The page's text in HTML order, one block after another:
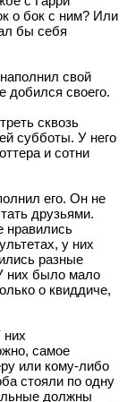
о бок с ним? Или
бы себя
свой
добился своего.
сквозь
субботы. У него
и сотни
его. Он не
друзьями.
нравились
у них
разные
них было мало
о квиддиче,
них
самое
или кому-либо
стояли по одну
должны